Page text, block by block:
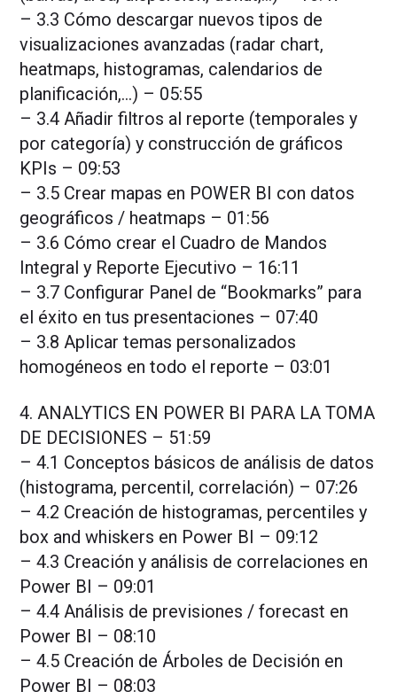
– 3.3 Cómo descargar nuevos tipos de
visualizaciones avanzadas (radar chart,
heatmaps, histogramas, calendarios de
planificación,…) – 05:55
– 3.4 Añadir filtros al reporte (temporales y
por categoría) y construcción de gráficos
KPIs – 09:53
– 3.5 Crear mapas en POWER BI con datos
geográficos / heatmaps – 01:56
– 3.6 Cómo crear el Cuadro de Mandos
Integral y Reporte Ejecutivo – 16:11
– 3.7 Configurar Panel de “Bookmarks” para
el éxito en tus presentaciones – 07:40
– 3.8 Aplicar temas personalizados
homogéneos en todo el reporte – 03:01
4. ANALYTICS EN POWER BI PARA LA TOMA
DE DECISIONES – 51:59
– 4.1 Conceptos básicos de análisis de datos
(histograma, percentil, correlación) – 07:26
– 4.2 Creación de histogramas, percentiles y
box and whiskers en Power BI – 09:12
– 4.3 Creación y análisis de correlaciones en
Power BI – 09:01
– 4.4 Análisis de previsiones / forecast en
Power BI – 08:10
– 4.5 Creación de Árboles de Decisión en
Power BI – 08:03